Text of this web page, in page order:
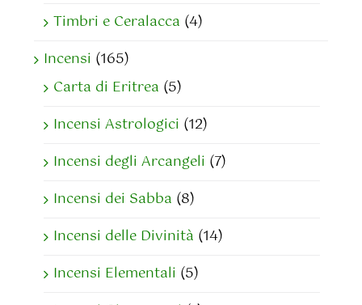
Timbri e Ceralacca (4)
Incensi (165)
Carta di Eritrea (5)
Incensi Astrologici (12)
Incensi degli Arcangeli (7)
Incensi dei Sabba (8)
Incensi delle Divinità (14)
Incensi Elementali (5)